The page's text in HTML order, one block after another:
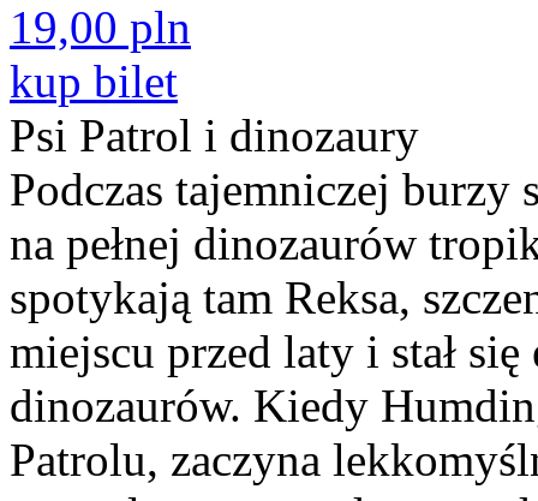
19,00 pln
kup bilet
Psi Patrol i dinozaury
Podczas tajemniczej burzy
na pełnej dinozaurów
spotykają tam Reksa,
miejscu przed laty i stał
dinozaurów. Kiedy
Patrolu, zaczyna